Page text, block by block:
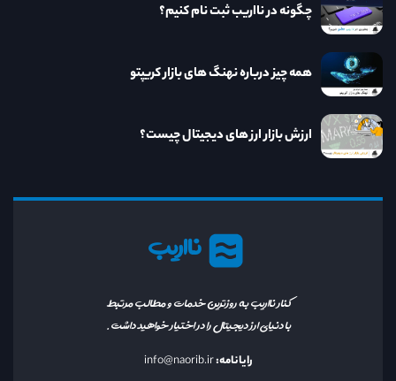
نااریب
کنار نااریب به روزترین خدمات و مطالب مرتبط
با دنیای ارز دیجیتال را در اختیار خواهید داشت.
رایانامه:info@naorib.ir
چگونه در نااریب ثبت نام کنیم؟
همه چیز درباره نهنگ های بازار کریپتو
ارزش بازار ارز های دیجیتال چیست؟